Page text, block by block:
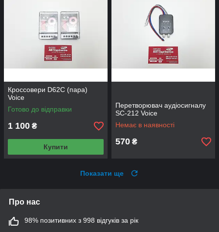
Кроссовери D62C (пара)
Voice
Готово до відправки
1 100 ₴
Купити
Перетворювач аудіосигналу
SC-212 Voice
Немає в наявності
570 ₴
Показати ще
Про нас
98% позитивних з 998 відгуків за рік